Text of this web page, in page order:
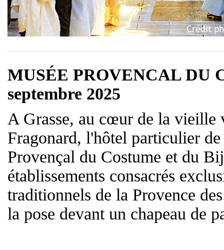
MUSÉE PROVENCAL DU
septembre 2025
A Grasse, au cœur de la vieille
Fragonard, l'hôtel particulier
Provençal du Costume et du
établissements consacrés
traditionnels de la Provence
la pose devant un chapeau de